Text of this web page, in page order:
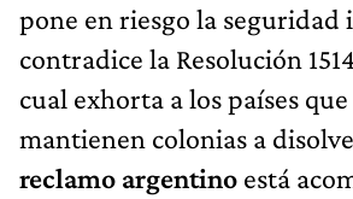
pone en riesgo la
contradice la Resolución
cual exhorta a los países
mantienen colonias a
reclamo argentino está